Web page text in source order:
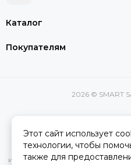
Каталог
Покупателям
2026 © SMART
Вся представленная на
характеристик,
информационный характер и ни
Этот сайт использует
технологии, чтобы
также для